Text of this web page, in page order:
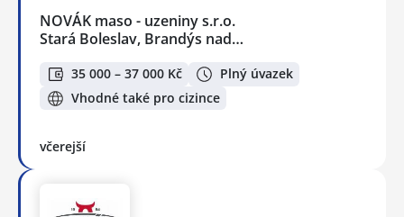
NOVÁK maso - uzeniny s.r.o.
Stará Boleslav, Brandýs nad…
35 000 – 37 000 Kč
Plný úvazek
Vhodné také pro cizince
včerejší